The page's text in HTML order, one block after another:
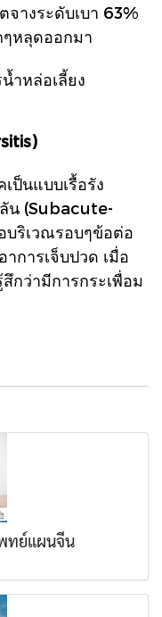
างระดับเบา 63%
หลุดออกมา
ำหล่อเลี้ยง
เป็นแบบเรื้อรัง
น (Subacute-
ริเวณรอบๆข้อต่อ
การเจ็บปวด เมื่อ
กว่ามีการกระเพื่อม
ทย์แผนจีน